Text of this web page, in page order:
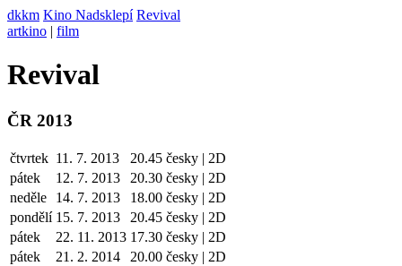
dkkm Kino Nadsklepí Revival
artkino | film
Revival
ČR 2013
čtvrtek 11. 7. 2013 20.45 česky | 2D
pátek
12. 7. 2013 20.30 česky | 2D
neděle
14. 7. 2013 18.00 česky | 2D
pondělí 15. 7. 2013 20.45 česky | 2D
pátek
22. 11. 2013 17.30 česky | 2D
pátek
21. 2. 2014 20.00 česky | 2D